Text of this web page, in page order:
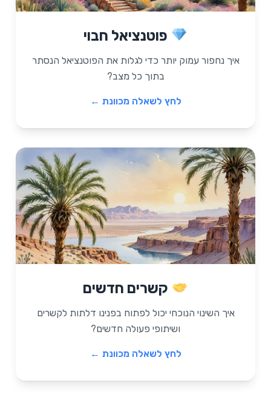
פוטנציאל חבוי
איך נחפור עמוק יותר כדי לגלות את הפוטנציאל הנסתר
בתוך כל מצב?
לחץ לשאלה מכוונת ←
שאלה מכוונת
"איזה חלק במצב הנוכחי שלי מרגיש הכי
מאתגר? איך יכול להיות שדווקא זה מסתיר את
ההזדמנות הגדולה ביותר?"
קשרים חדשים
איך השינוי הנוכחי יכול לפתוח בפנינו דלתות לקשרים
ושיתופי פעולה חדשים?
לחץ לשאלה מכוונת ←
שאלה מכוונת
"איזה אנשים חדשים פגשתי או יכול לפגוש
בגלל המצב הנוכחי? איך הקשרים האלה
יכולים להוביל להזדמנויות חדשות?"